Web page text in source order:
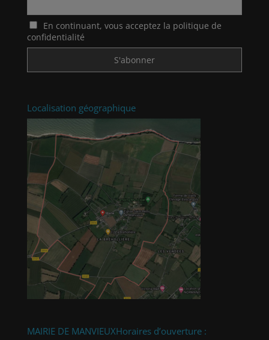
En continuant, vous acceptez la politique de
confidentialité
Localisation géographique
MAIRIE DE MANVIEUXHoraires d’ouverture :